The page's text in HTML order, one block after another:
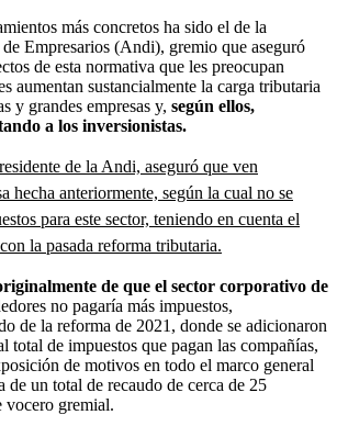
más concretos ha sido el de la
Empresarios (Andi), gremio que aseguró
de esta normativa que les preocupan
aumentan sustancialmente la carga tributaria
y grandes empresas y, según ellos,
a los inversionistas.
de la Andi, aseguró que ven
hecha anteriormente, según la cual no se
para este sector, teniendo en cuenta el
la pasada reforma tributaria.
de que el sector corporativo de
no pagaría más impuestos,
de la reforma de 2021, donde se adicionaron
total de impuestos que pagan las compañías,
de motivos en todo el marco general
de un total de recaudo de cerca de 25
vocero gremial.